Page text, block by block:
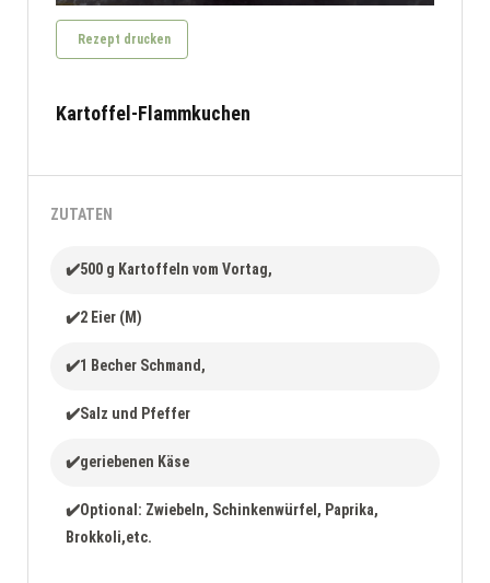
Rezept drucken
Kartoffel-Flammkuchen
ZUTATEN
✔️500 g Kartoffeln vom Vortag,
✔️2 Eier (M)
✔️1 Becher Schmand,
✔️Salz und Pfeffer
✔️geriebenen Käse
✔️Optional: Zwiebeln, Schinkenwürfel, Paprika,
Brokkoli,etc.